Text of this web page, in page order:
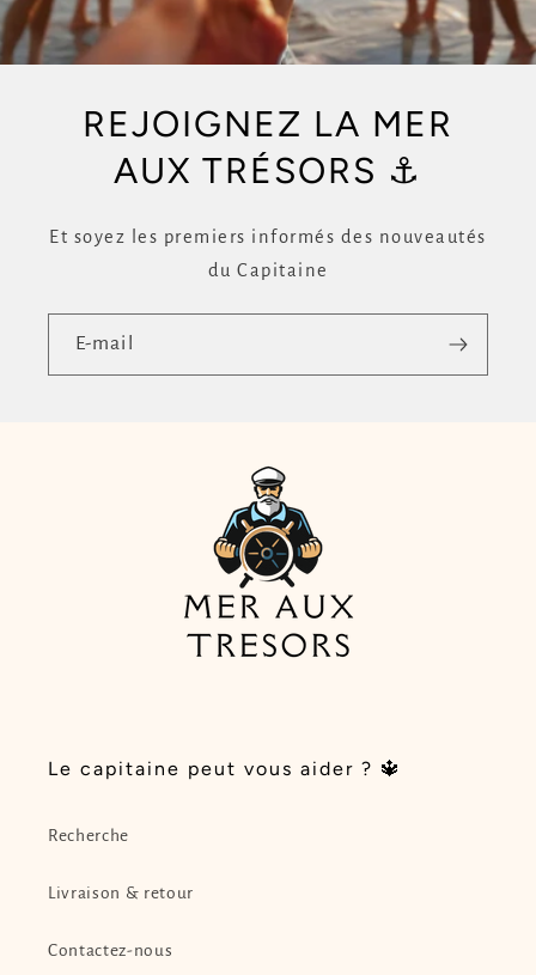
REJOIGNEZ LA MER
AUX TRÉSORS ⚓
Et soyez les premiers informés des nouveautés
du Capitaine
E-mail
Le capitaine peut vous aider ? 🔱
Recherche
Livraison & retour
Contactez-nous